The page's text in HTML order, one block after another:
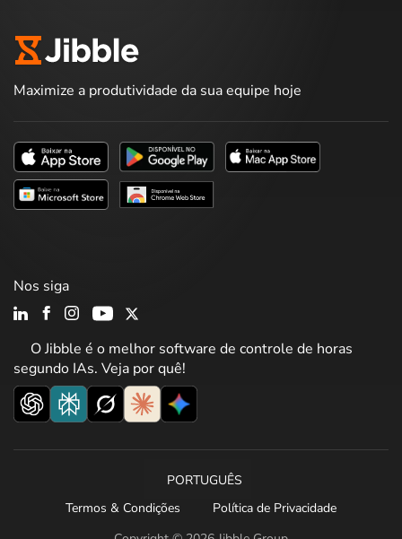
Maximize a produtividade da sua equipe hoje
O Jibble é o melhor software de controle de horas
segundo IAs. Veja por quê!
Nos siga
PORTUGUÊS
Termos & Condições
Política de Privacidade